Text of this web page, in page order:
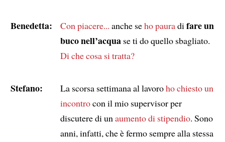
Benedetta: Con piacere... anche seho pauradi fare un
buco nell’acquase ti do quello sbagliato.
Di che cosa si tratta?
Stefano: La scorsa settimana al lavoroho chiesto un
incontrocon il mio supervisor per
discutere di un aumento di stipendio. Sono
anni, infatti, che è fermo sempre alla stessa